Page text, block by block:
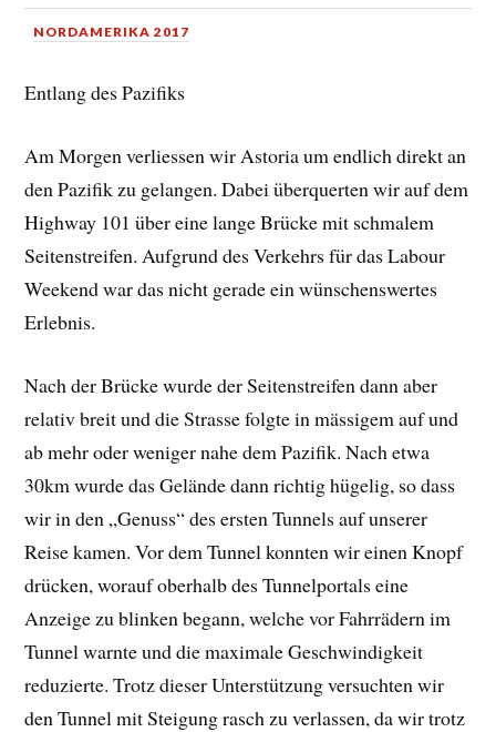
NORDAMERIKA 2017
Entlang des Pazifiks
Am Morgen verliessen wir Astoria um endlich direkt an
den Pazifik zu gelangen. Dabei überquerten wir auf dem
Highway 101 über eine lange Brücke mit schmalem
Seitenstreifen. Aufgrund des Verkehrs für das Labour
Weekend war das nicht gerade ein wünschenswertes
Erlebnis.
Nach der Brücke wurde der Seitenstreifen dann aber
relativ breit und die Strasse folgte in mässigem auf und
ab mehr oder weniger nahe dem Pazifik. Nach etwa
30km wurde das Gelände dann richtig hügelig, so dass
wir in den „Genuss“ des ersten Tunnels auf unserer
Reise kamen. Vor dem Tunnel konnten wir einen Knopf
drücken, worauf oberhalb des Tunnelportals eine
Anzeige zu blinken begann, welche vor Fahrrädern im
Tunnel warnte und die maximale Geschwindigkeit
reduzierte. Trotz dieser Unterstützung versuchten wir
den Tunnel mit Steigung rasch zu verlassen, da wir trotz